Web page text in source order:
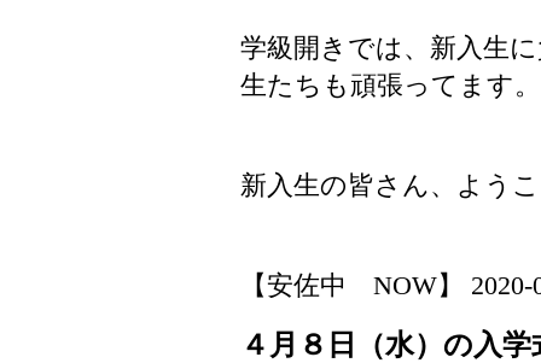
学級開きでは、新入生
生たちも頑張ってます。
新入生の皆さん、よう
【安佐中 NOW】 2020-
４月８日（水）の入